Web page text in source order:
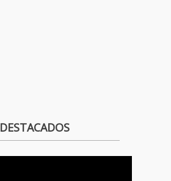
DESTACADOS